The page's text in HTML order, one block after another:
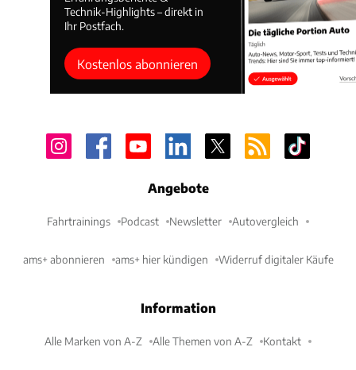
Technik-Highlights – direkt in
Ihr Postfach.
Kostenlos abonnieren
Angebote
Fahrtrainings Podcast Newsletter Autovergleich
ams+ abonnieren ams+ hier kündigen Widerruf digitaler Käufe
Information
Alle Marken von A-Z Alle Themen von A-Z Kontakt